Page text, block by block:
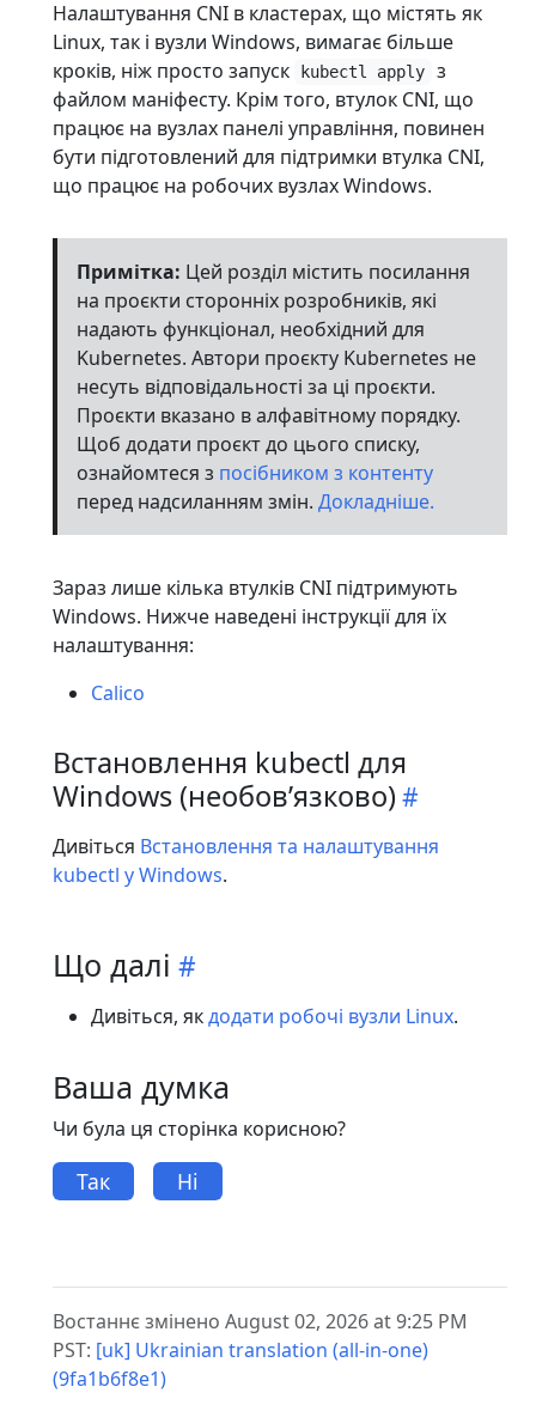
Налаштування CNI в кластерах, що містять як
Linux, так і вузли Windows, вимагає більше
кроків, ніж просто запуск
kubectl apply
з
файлом маніфесту. Крім того, втулок CNI, що
працює на вузлах панелі управління, повинен
бути підготовлений для підтримки втулка CNI,
що працює на робочих вузлах Windows.
Примітка: Цей розділ містить посилання
на проєкти сторонніх розробників, які
надають функціонал, необхідний для
Kubernetes. Автори проєкту Kubernetes не
несуть відповідальності за ці проєкти.
Проєкти вказано в алфавітному порядку.
Щоб додати проєкт до цього списку,
ознайомтеся з посібником з контенту
перед надсиланням змін. Докладніше.
Зараз лише кілька втулків CNI підтримують
Windows. Нижче наведені інструкції для їх
налаштування:
Calico
Встановлення kubectl для
Windows (необовʼязково)
Дивіться Встановлення та налаштування
kubectl у Windows.
Що далі
Дивіться, якдодати робочі вузли Linux.
Ваша думка
Чи була ця сторінка корисною?
Так Ні
Востаннє змінено August 02, 2026 at 9:25 PM
PST: [uk] Ukrainian translation (all-in-one)
(9fa1b6f8e1)